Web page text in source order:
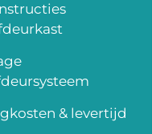
& levertijd